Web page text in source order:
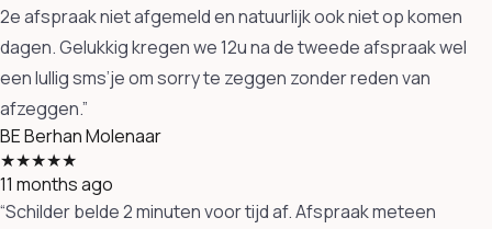
2e afspraak niet afgemeld en natuurlijk ook niet op komen
dagen. Gelukkig kregen we 12u na de tweede afspraak wel
een lullig sms’je om sorry te zeggen zonder reden van
afzeggen.”
BEBerhan Molenaar
★★★★★
11 months ago
“Schilder belde 2 minuten voor tijd af. Afspraak meteen